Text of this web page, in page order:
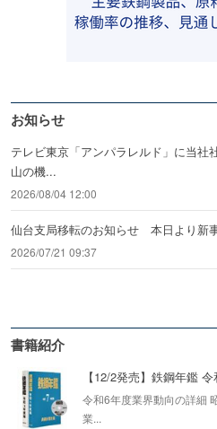
お知らせ
テレビ東京「アンパラレルド」に当
山の機...
2026/08/04 12:00
仙台支局移転のお知らせ 本日より新
2026/07/21 09:37
書籍紹介
【12/2発売】鉄鋼年鑑
令和6年度業界動向の詳細
業...